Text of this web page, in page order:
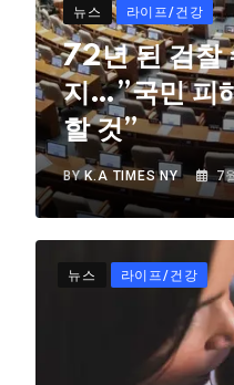
뉴스 라이프/건강
72년 된 검찰
지…”국민 피
할 것”
BYK.A TIMES NY 7
뉴스 라이프/건강